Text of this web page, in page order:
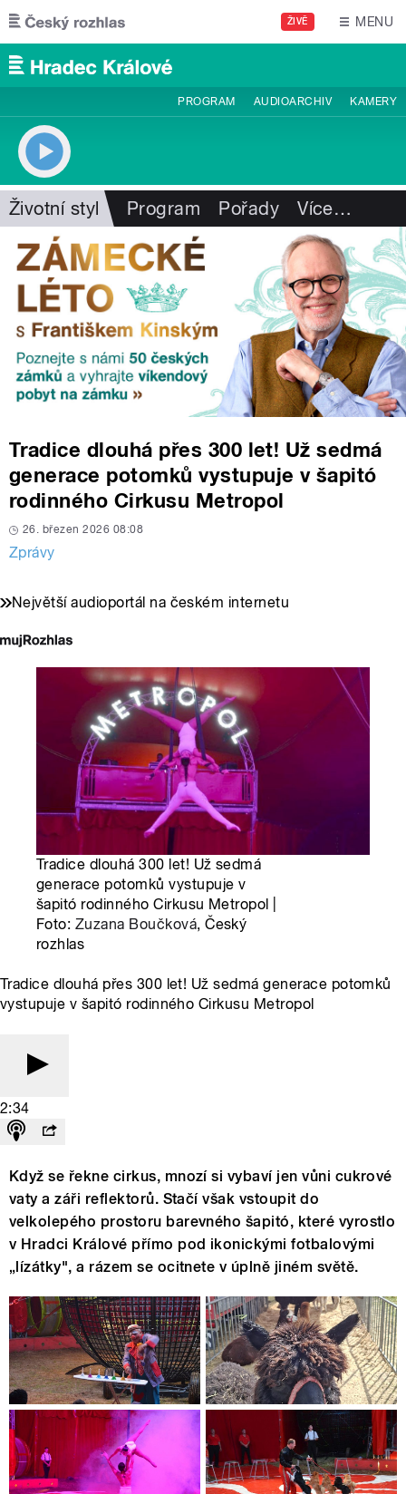
Přejít k hlavnímu obsahu
ŽIVĚ MENU
PROGRAM AUDIOARCHIV KAMERY
Životní styl Program Pořady Více…
Tradice dlouhá přes 300 let! Už sedmá
generace potomků vystupuje v šapitó
rodinného Cirkusu Metropol
26. březen 2026 08:08
Zprávy
Největší audioportál na českém internetu
Tradice dlouhá 300 let! Už sedmá
generace potomků vystupuje v
šapitó rodinného Cirkusu Metropol |
Foto: Zuzana Boučková, Český
rozhlas
Tradice dlouhá přes 300 let! Už sedmá generace potomků
vystupuje v šapitó rodinného Cirkusu Metropol
2:34
Když se řekne cirkus, mnozí si vybaví jen vůni cukrové
vaty a záři reflektorů. Stačí však vstoupit do
velkolepého prostoru barevného šapitó, které vyrostlo
v Hradci Králové přímo pod ikonickými fotbalovými
„lízátky", a rázem se ocitnete v úplně jiném světě.